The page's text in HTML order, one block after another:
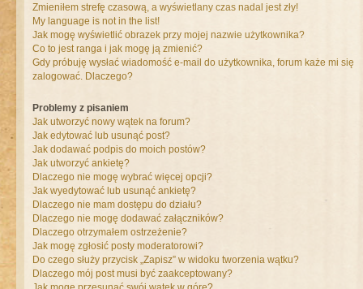
Zmieniłem strefę czasową, a wyświetlany czas nadal jest zły!
My language is not in the list!
Jak mogę wyświetlić obrazek przy mojej nazwie użytkownika?
Co to jest ranga i jak mogę ją zmienić?
Gdy próbuję wysłać wiadomość e-mail do użytkownika, forum każe mi się
zalogować. Dlaczego?
Problemy z pisaniem
Jak utworzyć nowy wątek na forum?
Jak edytować lub usunąć post?
Jak dodawać podpis do moich postów?
Jak utworzyć ankietę?
Dlaczego nie mogę wybrać więcej opcji?
Jak wyedytować lub usunąć ankietę?
Dlaczego nie mam dostępu do działu?
Dlaczego nie mogę dodawać załączników?
Dlaczego otrzymałem ostrzeżenie?
Jak mogę zgłosić posty moderatorowi?
Do czego służy przycisk „Zapisz” w widoku tworzenia wątku?
Dlaczego mój post musi być zaakceptowany?